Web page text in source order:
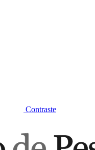
Contraste